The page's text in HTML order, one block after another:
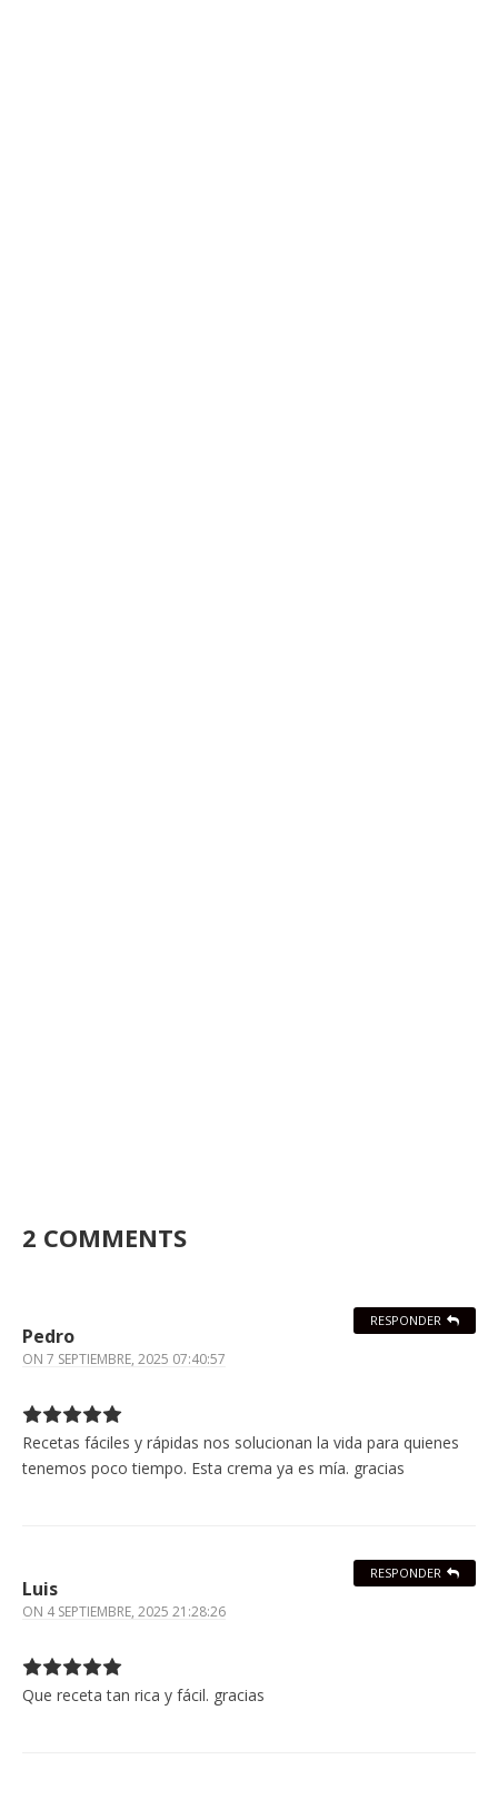
2 COMMENTS
Pedro
ON 7 SEPTIEMBRE, 2025 07:40:57
Recetas fáciles y rápidas nos solucionan la vida para quienes
tenemos poco tiempo. Esta crema ya es mía. gracias
RESPONDER
Luis
ON 4 SEPTIEMBRE, 2025 21:28:26
Que receta tan rica y fácil. gracias
RESPONDER